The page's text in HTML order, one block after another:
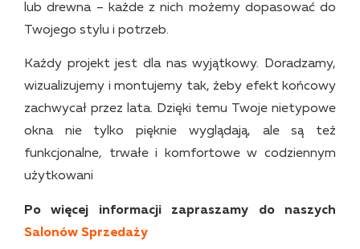
lub drewna – każde z nich możemy dopasować do
Twojego stylu i potrzeb.
Każdy projekt jest dla nas wyjątkowy. Doradzamy,
wizualizujemy i montujemy tak, żeby efekt końcowy
zachwycał przez lata. Dzięki temu Twoje nietypowe
okna nie tylko pięknie wyglądają, ale są też
funkcjonalne, trwałe i komfortowe w codziennym
użytkowani
Po więcej informacji zapraszamy do naszych
Salonów Sprzedaży